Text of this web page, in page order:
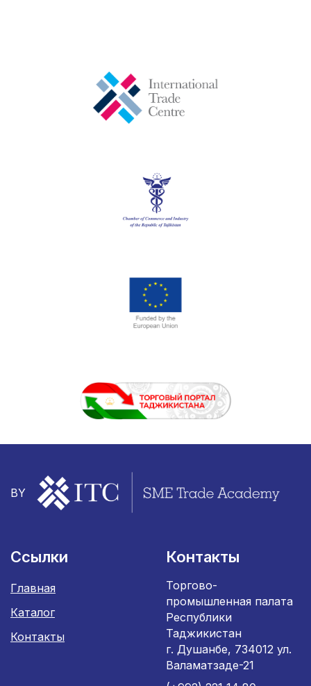
BY
Ссылки
Главная
Каталог
Контакты
Контакты
Торгово-
промышленная палата
Республики
Таджикистан
г. Душанбе, 734012 ул.
Валаматзаде-21